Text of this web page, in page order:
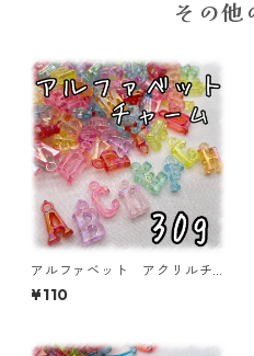
その他
アルファベット アクリルチ
ャーム オーロラタイプ 30
ｇ 【ACM-EA-30G-AC】
¥110